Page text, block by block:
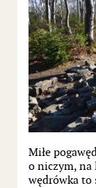
Miłe
o niczym, na
wędrówka to